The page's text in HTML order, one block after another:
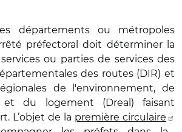
départements ou métropoles
préfectoral doit déterminer la
ou parties de services des
des routes (DIR) et
de l'environnement, de
et du logement (Dreal) faisant
L’objet de la première circulaire